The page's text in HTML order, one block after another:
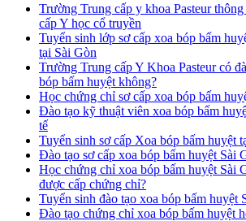
Trường Trung cấp y khoa Pasteur
cấp Y học cổ truyền
Tuyển sinh lớp sơ cấp xoa bóp bấm
tại Sài Gòn
Trường Trung cấp Y Khoa Pasteur có
bóp bấm huyệt không?
Học chứng chỉ sơ cấp xoa bóp bấm
Đào tạo kỹ thuật viên xoa bóp bấm
tế
Tuyển sinh sơ cấp Xoa bóp bấm huyệt
Đào tạo sơ cấp xoa bóp bấm huyệt Sài
Học chứng chỉ xoa bóp bấm huyệt Sài
được cấp chứng chỉ?
Tuyển sinh đào tạo xoa bóp bấm huyệt
Đào tạo chứng chỉ xoa bóp bấm huyệt